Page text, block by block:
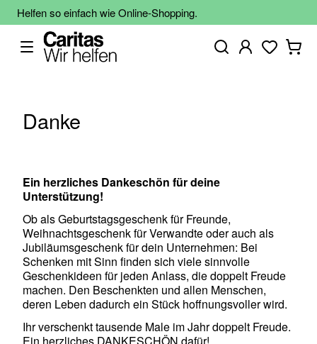
Helfen so einfach wie Online-Shopping.
Danke
Ein herzliches Dankeschön für deine
Unterstützung!
Ob als Geburtstagsgeschenk für Freunde,
Weihnachtsgeschenk für Verwandte oder auch als
Jubiläumsgeschenk für dein Unternehmen: Bei
Schenken mit Sinn finden sich viele sinnvolle
Geschenkideen für jeden Anlass, die doppelt Freude
machen. Den Beschenkten und allen Menschen,
deren Leben dadurch ein Stück hoffnungsvoller wird.
Ihr verschenkt tausende Male im Jahr doppelt Freude.